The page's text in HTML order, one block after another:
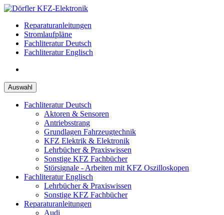
Zum
springenReparaturanleitungen
Stromlaufpläne
Fachliteratur Deutsch
Fachliteratur Englisch
Auswahl
Fachliteratur Deutsch
Aktoren & Sensoren
Antriebsstrang
Grundlagen Fahrzeugtechnik
KFZ Elektrik & Elektronik
Lehrbücher & Praxiswissen
Sonstige KFZ Fachbücher
Störsignale - Arbeiten mit KFZ Oszilloskopen
Fachliteratur Englisch
Lehrbücher & Praxiswissen
Sonstige KFZ Fachbücher
Reparaturanleitungen
Audi